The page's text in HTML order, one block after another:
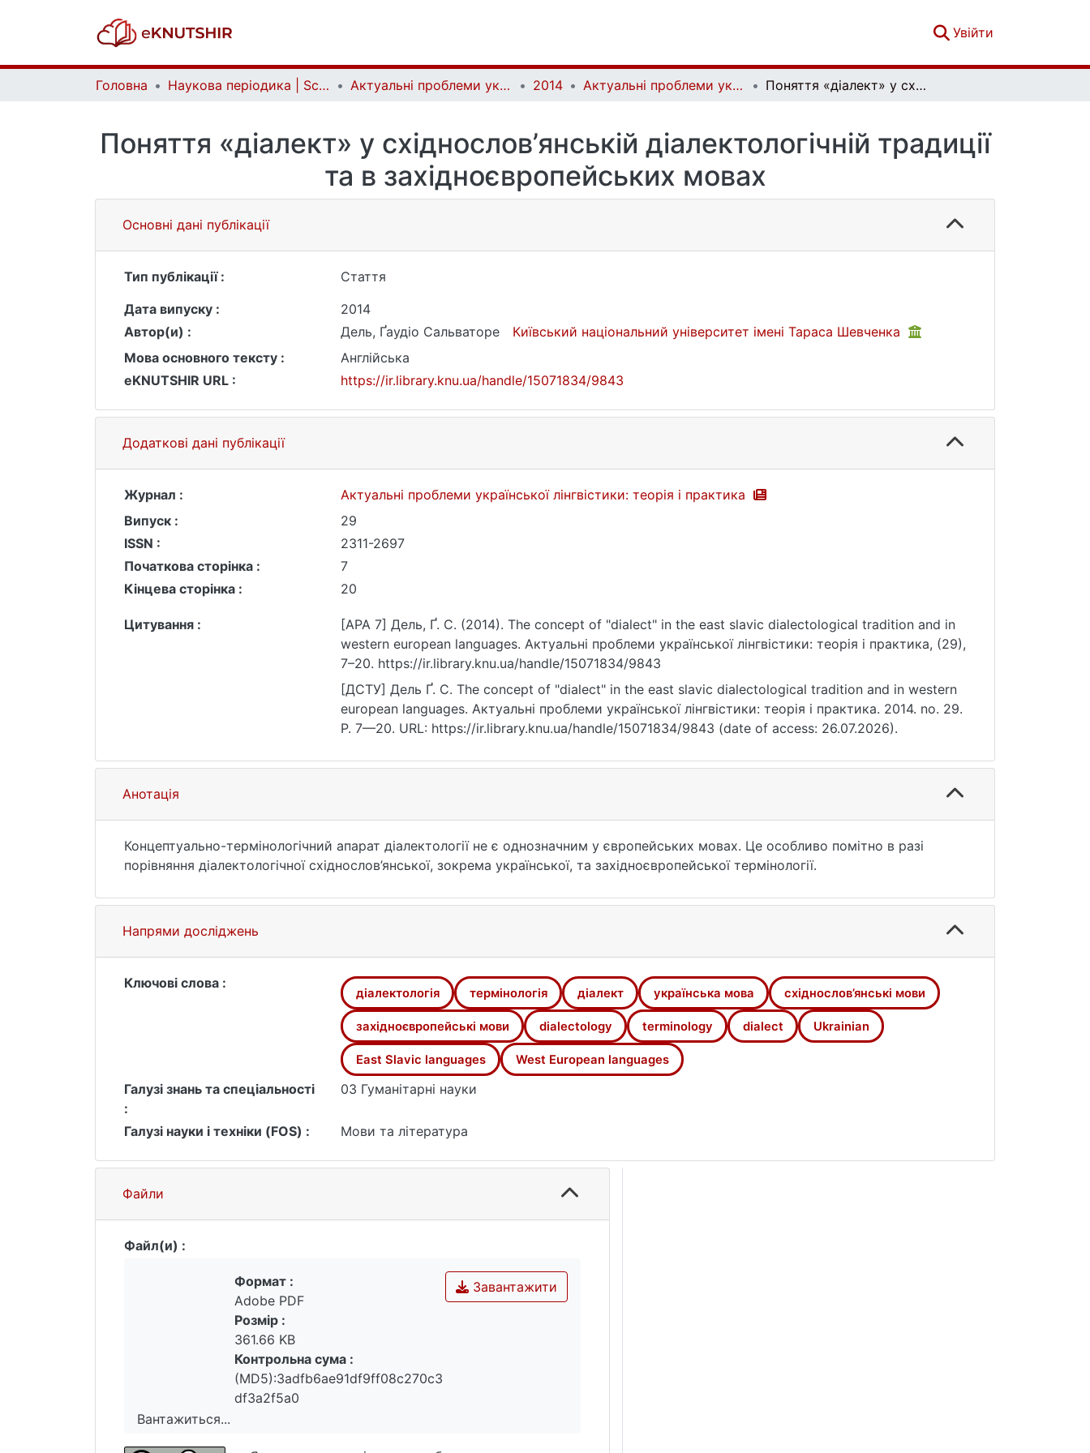
Увійти
Головна Наукова періодика | Scientific periodicals Актуальні проблеми української лінгвістики: теорія і практика | Current issues of Ukrainian linguistics: theory and practice 2014 Актуальні проблеми української лінгвістики: теорія і практика. Вип. 29 Поняття «діалект» у східнослов’янській діалектологічній традиції та в західноєвропейських мовах
Поняття «діалект» у східнослов’янській діалектологічній традиції
та в західноєвропейських мовах
Основні дані публікації
Тип публікації :
Стаття
Дата випуску :
2014
Автор(и) :
Дель, Ґаудіо Сальваторе
Київський національний університет імені Тараса Шевченка
Мова основного тексту :
Англійська
eKNUTSHIR URL :
https://ir.library.knu.ua/handle/15071834/9843
Додаткові дані публікації
Журнал :
Актуальні проблеми української лінгвістики: теорія і практика
Випуск :
29
ISSN :
2311-2697
Початкова сторінка :
7
Кінцева сторінка :
20
Цитування :
[APA 7] Дель, Ґ. С. (2014). The concept of "dialect" in the east slavic dialectological tradition and in
western european languages. Актуальні проблеми української лінгвістики: теорія і практика, (29),
7–20. https://ir.library.knu.ua/handle/15071834/9843
[ДСТУ] Дель Ґ. С. The concept of "dialect" in the east slavic dialectological tradition and in western
european languages. Актуальні проблеми української лінгвістики: теорія і практика. 2014. no. 29.
P. 7—20. URL: https://ir.library.knu.ua/handle/15071834/9843 (date of access: 26.07.2026).
Анотація
Концептуально-термінологічний апарат діалектології не є однозначним у європейських мовах. Це особливо помітно в разі
порівняння діалектологічної східнослов’янської, зокрема української, та західноєвропейської термінології.
Напрями досліджень
Ключові слова :
діалектологія термінологія діалект українська мова східнослов’янські мови
західноєвропейські мови dialectology terminology dialect Ukrainian
East Slavic languages West European languages
Галузі знань та спеціальності
:
03 Гуманітарні науки
Галузі науки і техніки (FOS) : Мови та література
Файли
Файл(и) :
Вантажиться...
Вантажиться...
Завантажити
Формат :
Adobe PDF
Розмір :
361.66 KB
Контрольна сума :
(MD5):3adfb6ae91df9ff08c270c3
df3a2f5a0